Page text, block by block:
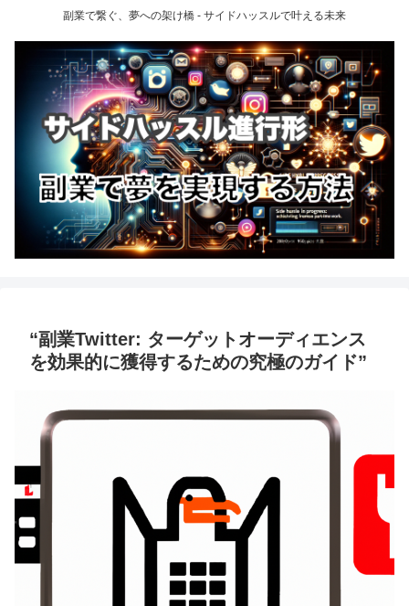
副業で繋ぐ、夢への架け橋 - サイドハッスルで叶える未来
“副業Twitter: ターゲットオーディエンス
を効果的に獲得するための究極のガイド”